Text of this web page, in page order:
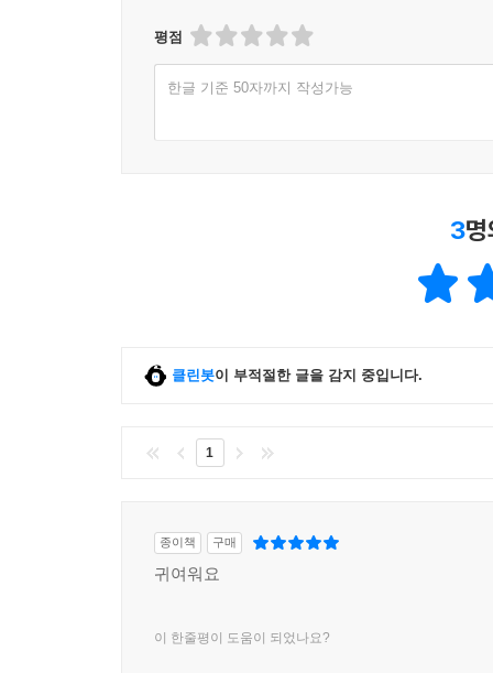
평점
한글 기준 50자까지 작성가능
3
클린봇이 부적절한 글을 감지 중입니다.
1
종이책 구매
귀여워요
이 한줄평이 도움이 되었나요?